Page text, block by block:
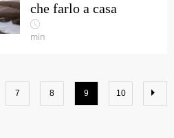
che farlo a casa
min
7 8 9 10